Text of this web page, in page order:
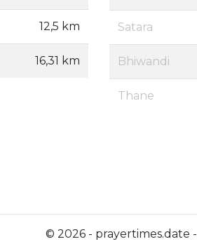
12,5 km
16,31 km
Satara
Bhiwandi
Thane
© 2026 - prayertimes.date -